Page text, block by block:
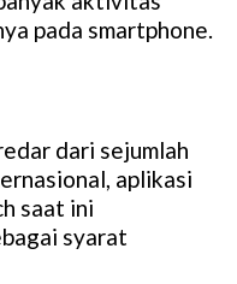
pada smartphone.
dari sejumlah
aplikasi
saat ini
syarat